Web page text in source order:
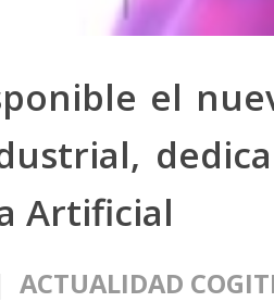
el
Artificial
ACTUALIDAD